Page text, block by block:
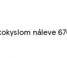
náleve